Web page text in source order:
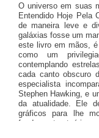
O universo em suas
Entendido Hoje Pela
de maneira leve e
galáxias fosse um
este livro em mãos,
como um
contemplando
cada canto obscuro
especialista
Stephen Hawking, e
da atualidade. Ele
gráficos para lhe
fundamentos
sobre planetas,